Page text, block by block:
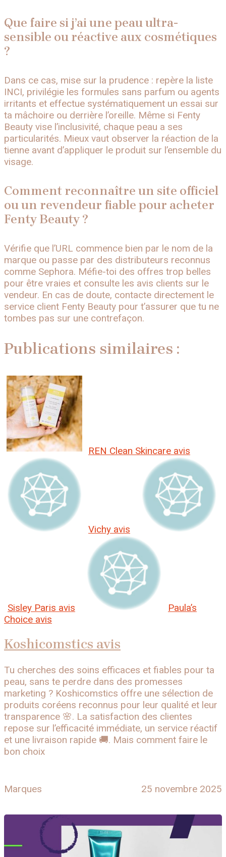
Que faire si j’ai une peau ultra-
sensible ou réactive aux cosmétiques
?
Dans ce cas, mise sur la prudence : repère la liste
INCI, privilégie les formules sans parfum ou agents
irritants et effectue systématiquement un essai sur
ta mâchoire ou derrière l’oreille. Même si Fenty
Beauty vise l’inclusivité, chaque peau a ses
particularités. Mieux vaut observer la réaction de la
tienne avant d’appliquer le produit sur l’ensemble du
visage.
Comment reconnaître un site officiel
ou un revendeur fiable pour acheter
Fenty Beauty ?
Vérifie que l’URL commence bien par le nom de la
marque ou passe par des distributeurs reconnus
comme Sephora. Méfie-toi des offres trop belles
pour être vraies et consulte les avis clients sur le
vendeur. En cas de doute, contacte directement le
service client Fenty Beauty pour t’assurer que tu ne
tombes pas sur une contrefaçon.
Publications similaires :
REN Clean Skincare avis
Vichy avis
Sisley Paris avis
Paula’s
Choice avis
Koshicomstics avis
Tu cherches des soins efficaces et fiables pour ta
peau, sans te perdre dans des promesses
marketing ? Koshicomstics offre une sélection de
produits coréens reconnus pour leur qualité et leur
transparence 🌸. La satisfaction des clientes
repose sur l’efficacité immédiate, un service réactif
et une livraison rapide 🚚. Mais comment faire le
bon choix
Marques 25 novembre 2025